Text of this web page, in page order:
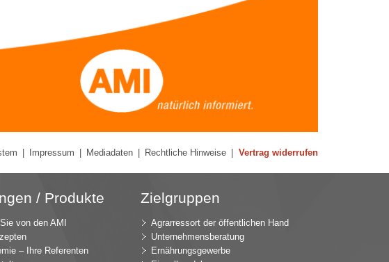
Impressum Mediadaten Rechtliche Hinweise Vertrag widerrufen
/ Produkte
von den AMI
– Ihre Referenten
Zielgruppen
Agrarressort der öffentlichen Hand
Unternehmensberatung
Ernährungsgewerbe